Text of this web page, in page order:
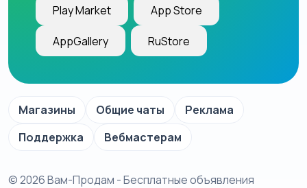
Play Market App Store
AppGallery RuStore
Магазины Общие чаты
Реклама
Поддержка
Вебмастерам
© 2026 Вам-Продам - Бесплатные объявления